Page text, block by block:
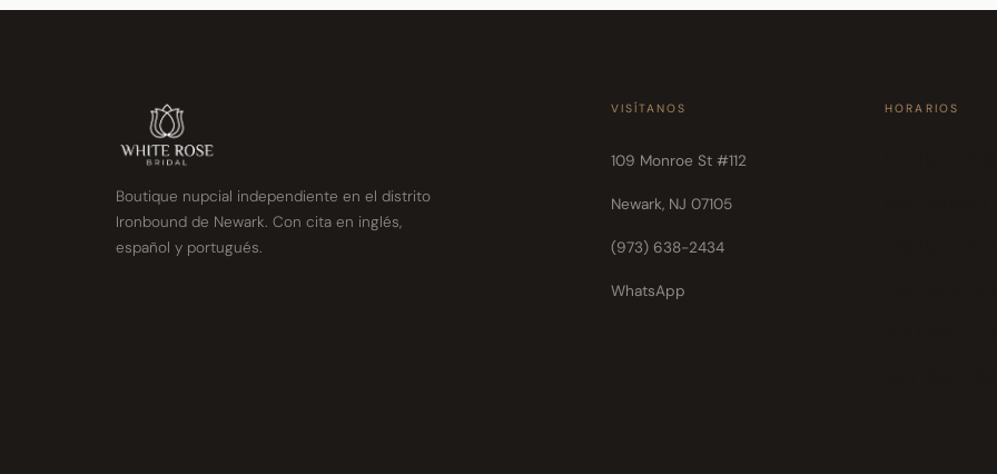
Boutique nupcial independiente en el distrito
Ironbound de Newark. Con cita en inglés,
español y portugués.
VISÍTANOS
109 Monroe St #112
Newark, NJ 07105
(973) 638-2434
WhatsApp
HORARIOS